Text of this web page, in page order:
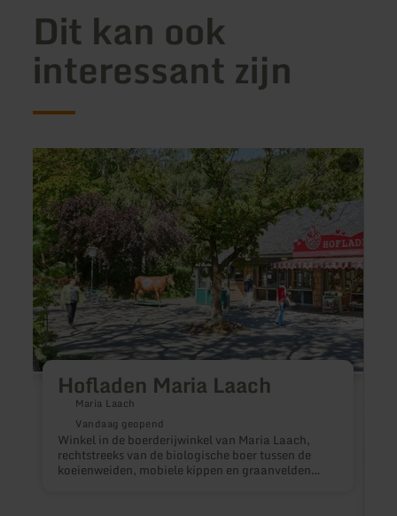
Dit kan ook
interessant zijn
Hofladen Maria Laach
Maria Laach
Vandaag geopend
Winkel in de boerderijwinkel van Maria Laach,
rechtstreeks van de biologische boer tussen de
koeienweiden, mobiele kippen en graanvelden
meer
informatie
over:
Hofladen
Maria
Laach
over: